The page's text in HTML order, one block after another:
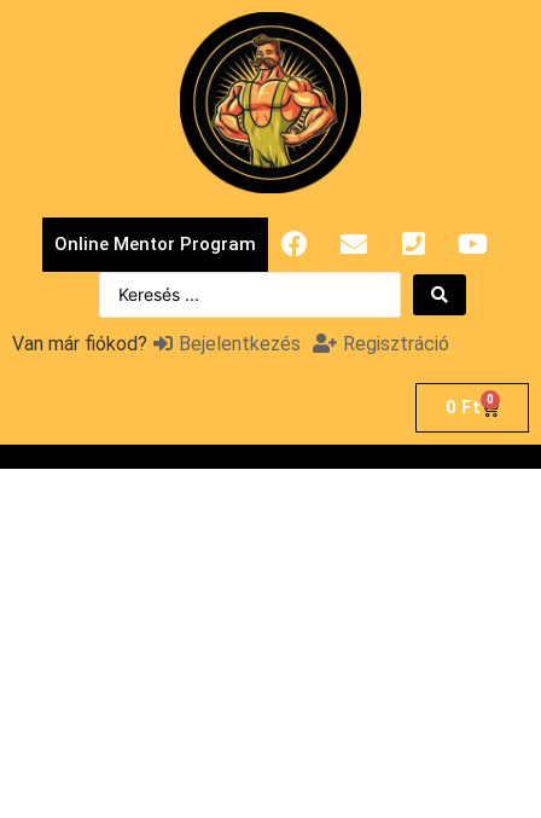
Online Mentor Program
Van már fiókod? Bejelentkezés Regisztráció
0 Ft 0